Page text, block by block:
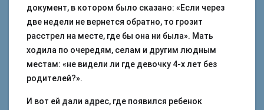
документ, в котором было сказано: «Если через
две недели не вернется обратно, то грозит
расстрел на месте, где бы она ни была». Мать
ходила по очередям, селам и другим людным
местам: «не видели ли где девочку 4-х лет без
родителей?».
И вот ей дали адрес, где появился ребенок